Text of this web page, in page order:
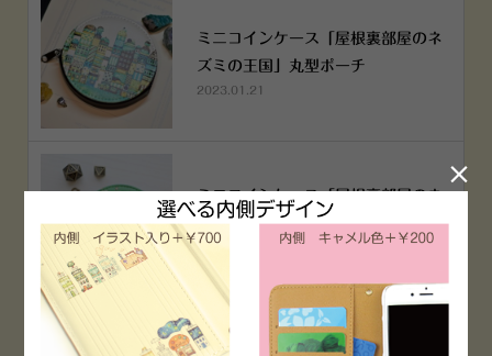
ミニコインケース「屋根裏部屋のネ
ズミの王国」丸型ポーチ
2023.01.21
ミニコインケース「屋根裏部屋のネ
ズミの王国」丸型ポーチ
2023.01.21
横浜赤レンガ倉庫店 12月6日 O
